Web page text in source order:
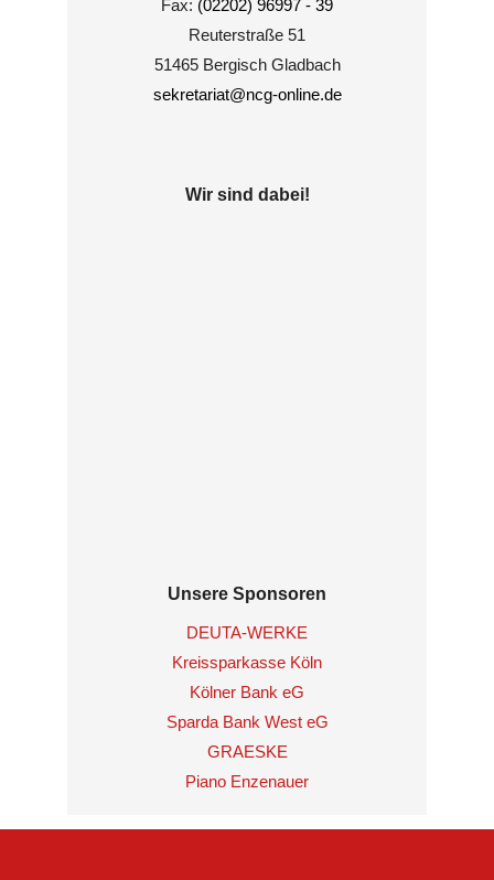
Fax: (02202) 96997 - 39
Reuterstraße 51
51465 Bergisch Gladbach
sekretariat@ncg-online.de
Wir sind dabei!
Unsere Sponsoren
DEUTA-WERKE
Kreissparkasse Köln
Kölner Bank eG
Sparda Bank West eG
GRAESKE
Piano Enzenauer